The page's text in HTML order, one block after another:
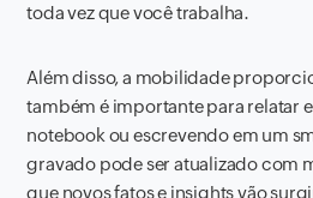
toda vez que você trabalha.
Além disso, a mobilidade
também é importante para relatar
notebook ou escrevendo em um
gravado pode ser atualizado com
que novos fatos e insights vão